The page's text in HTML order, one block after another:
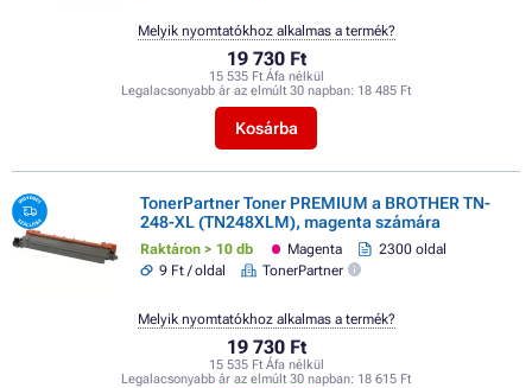
19 730 Ft
15 535 Ft Áfa nélkül
Legalacsonyabb ár az elmúlt 30 napban: 18 485 Ft
Kosárba
Melyik nyomtatókhoz alkalmas a termék?
TonerPartner Toner PREMIUM a BROTHER TN-
248-XL (TN248XLM), magenta számára
Raktáron > 10 db Magenta
2300 oldal
9 Ft / oldal
TonerPartner
19 730 Ft
15 535 Ft Áfa nélkül
Legalacsonyabb ár az elmúlt 30 napban: 18 615 Ft
Melyik nyomtatókhoz alkalmas a termék?